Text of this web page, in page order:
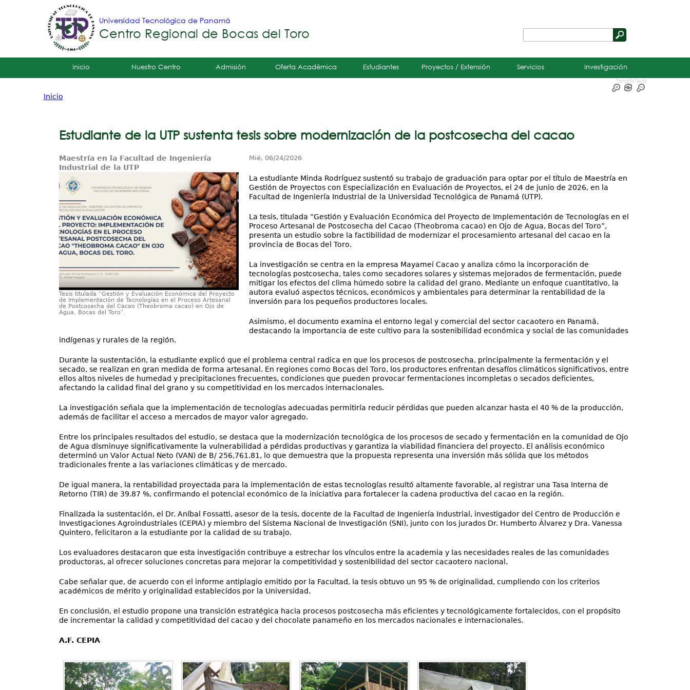
de
Universidad Tecnológica de Panamá
Centro Regional de Bocas del Toro
Tropical
Principal
Inicio Nuestro Centro Admisión Oferta Académica Estudiantes Proyectos / Extensión Servicios Investigación
Tamaño Texto
está
Inicio
Estudiante de la UTP sustenta tesis sobre modernización de la postcosecha del cacao
Maestría en la Facultad de Ingeniería
Industrial de la UTP
Tesis titulada “Gestión y Evaluación Económica del Proyecto
de Implementación de Tecnologías en el Proceso Artesanal
de Postcosecha del Cacao (Theobroma cacao) en Ojo de
Agua, Bocas del Toro”.
Mié, 06/24/2026
La estudiante Minda Rodríguez sustentó su trabajo de graduación para optar por el título de Maestría en
Gestión de Proyectos con Especialización en Evaluación de Proyectos, el 24 de junio de 2026, en la
Facultad de Ingeniería Industrial de la Universidad Tecnológica de Panamá (UTP).
La tesis, titulada “Gestión y Evaluación Económica del Proyecto de Implementación de Tecnologías en el
Proceso Artesanal de Postcosecha del Cacao (Theobroma cacao) en Ojo de Agua, Bocas del Toro”,
presenta un estudio sobre la factibilidad de modernizar el procesamiento artesanal del cacao en la
provincia de Bocas del Toro.
La investigación se centra en la empresa Mayamei Cacao y analiza cómo la incorporación de
tecnologías postcosecha, tales como secadores solares y sistemas mejorados de fermentación, puede
mitigar los efectos del clima húmedo sobre la calidad del grano. Mediante un enfoque cuantitativo, la
autora evaluó aspectos técnicos, económicos y ambientales para determinar la rentabilidad de la
inversión para los pequeños productores locales.
Asimismo, el documento examina el entorno legal y comercial del sector cacaotero en Panamá,
destacando la importancia de este cultivo para la sostenibilidad económica y social de las comunidades
indígenas y rurales de la región.
Durante la sustentación, la estudiante explicó que el problema central radica en que los procesos de postcosecha, principalmente la fermentación y el
secado, se realizan en gran medida de forma artesanal. En regiones como Bocas del Toro, los productores enfrentan desafíos climáticos significativos, entre
ellos altos niveles de humedad y precipitaciones frecuentes, condiciones que pueden provocar fermentaciones incompletas o secados deficientes,
afectando la calidad final del grano y su competitividad en los mercados internacionales.
La investigación señala que la implementación de tecnologías adecuadas permitiría reducir pérdidas que pueden alcanzar hasta el 40 % de la producción,
además de facilitar el acceso a mercados de mayor valor agregado.
Entre los principales resultados del estudio, se destaca que la modernización tecnológica de los procesos de secado y fermentación en la comunidad de Ojo
de Agua disminuye significativamente la vulnerabilidad a pérdidas productivas y garantiza la viabilidad financiera del proyecto. El análisis económico
determinó un Valor Actual Neto (VAN) de B/ 256,761.81, lo que demuestra que la propuesta representa una inversión más sólida que los métodos
tradicionales frente a las variaciones climáticas y de mercado.
De igual manera, la rentabilidad proyectada para la implementación de estas tecnologías resultó altamente favorable, al registrar una Tasa Interna de
Retorno (TIR) de 39.87 %, confirmando el potencial económico de la iniciativa para fortalecer la cadena productiva del cacao en la región.
Finalizada la sustentación, el Dr. Aníbal Fossatti, asesor de la tesis, docente de la Facultad de Ingeniería Industrial, investigador del Centro de Producción e
Investigaciones Agroindustriales (CEPIA) y miembro del Sistema Nacional de Investigación (SNI), junto con los jurados Dr. Humberto Álvarez y Dra. Vanessa
Quintero, felicitaron a la estudiante por la calidad de su trabajo.
Los evaluadores destacaron que esta investigación contribuye a estrechar los vínculos entre la academia y las necesidades reales de las comunidades
productoras, al ofrecer soluciones concretas para mejorar la competitividad y sostenibilidad del sector cacaotero nacional.
Cabe señalar que, de acuerdo con el informe antiplagio emitido por la Facultad, la tesis obtuvo un 95 % de originalidad, cumpliendo con los criterios
académicos de mérito y originalidad establecidos por la Universidad.
En conclusión, el estudio propone una transición estratégica hacia procesos postcosecha más eficientes y tecnológicamente fortalecidos, con el propósito
de incrementar la calidad y competitividad del cacao y del chocolate panameño en los mercados nacionales e internacionales.
A.F. CEPIA